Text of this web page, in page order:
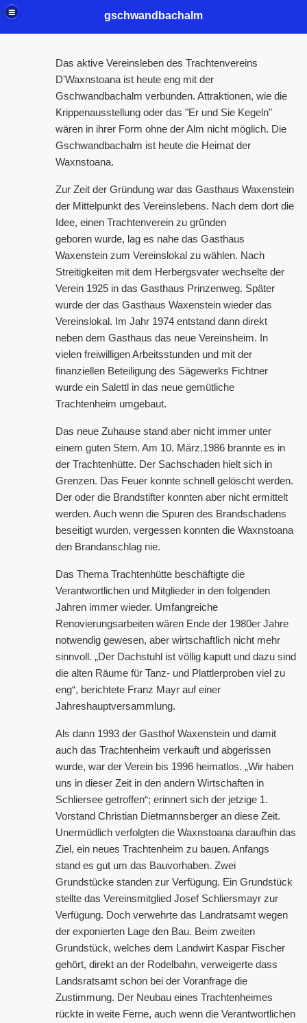
gschwandbachalm
Das aktive Vereinsleben des Trachtenvereins
D'Waxnstoana ist heute eng mit der
Gschwandbachalm verbunden. Attraktionen, wie die
Krippenausstellung oder das "Er und Sie Kegeln"
wären in ihrer Form ohne der Alm nicht möglich. Die
Gschwandbachalm ist heute die Heimat der
Waxnstoana.
Zur Zeit der Gründung war das Gasthaus Waxenstein
der Mittelpunkt des Vereinslebens. Nach dem dort die
Idee, einen Trachtenverein zu gründen
geboren wurde, lag es nahe das Gasthaus
Waxenstein zum Vereinslokal zu wählen. Nach
Streitigkeiten mit dem Herbergsvater wechselte der
Verein 1925 in das Gasthaus Prinzenweg. Später
wurde der das Gasthaus Waxenstein wieder das
Vereinslokal. Im Jahr 1974 entstand dann direkt
neben dem Gasthaus das neue Vereinsheim. In
vielen freiwilligen Arbeitsstunden und mit der
finanziellen Beteiligung des Sägewerks Fichtner
wurde ein Salettl in das neue gemütliche
Trachtenheim umgebaut.
Das neue Zuhause stand aber nicht immer unter
einem guten Stern. Am 10. März.1986 brannte es in
der Trachtenhütte. Der Sachschaden hielt sich in
Grenzen. Das Feuer konnte schnell gelöscht werden.
Der oder die Brandstifter konnten aber nicht ermittelt
werden. Auch wenn die Spuren des Brandschadens
beseitigt wurden, vergessen konnten die Waxnstoana
den Brandanschlag nie.
Das Thema Trachtenhütte beschäftigte die
Verantwortlichen und Mitglieder in den folgenden
Jahren immer wieder. Umfangreiche
Renovierungsarbeiten wären Ende der 1980er Jahre
notwendig gewesen, aber wirtschaftlich nicht mehr
sinnvoll. „Der Dachstuhl ist völlig kaputt und dazu sind
die alten Räume für Tanz- und Plattlerproben viel zu
eng“, berichtete Franz Mayr auf einer
Jahreshauptversammlung.
Als dann 1993 der Gasthof Waxenstein und damit
auch das Trachtenheim verkauft und abgerissen
wurde, war der Verein bis 1996 heimatlos. „Wir haben
uns in dieser Zeit in den andern Wirtschaften in
Schliersee getroffen“; erinnert sich der jetzige 1.
Vorstand Christian Dietmannsberger an diese Zeit.
Unermüdlich verfolgten die Waxnstoana daraufhin das
Ziel, ein neues Trachtenheim zu bauen. Anfangs
stand es gut um das Bauvorhaben. Zwei
Grundstücke standen zur Verfügung. Ein Grundstück
stellte das Vereinsmitglied Josef Schliersmayr zur
Verfügung. Doch verwehrte das Landratsamt wegen
der exponierten Lage den Bau. Beim zweiten
Grundstück, welches dem Landwirt Kaspar Fischer
gehört, direkt an der Rodelbahn, verweigerte dass
Landsratsamt schon bei der Voranfrage die
Zustimmung. Der Neubau eines Trachtenheimes
rückte in weite Ferne, auch wenn die Verantwortlichen